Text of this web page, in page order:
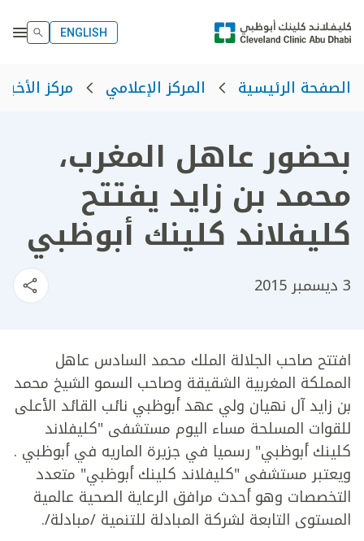
ENGLISH
الصفحة الرئيسية المركز الإعلامي مركز الأخبار
بحضور عاهل المغرب،
محمد بن زايد يفتتح
كليفلاند كلينك أبوظبي
3 ديسمبر 2015
افتتح صاحب الجلالة الملك محمد السادس عاهل
المملكة المغربية الشقيقة وصاحب السمو الشيخ محمد
بن زايد آل نهيان ولي عهد أبوظبي نائب القائد الأعلى
للقوات المسلحة مساء اليوم مستشفى "كليفلاند
كلينك أبوظبي" رسميا في جزيرة الماريه في أبوظبي .
ويعتبر مستشفى "كليفلاند كلينك أبوظبي" متعدد
التخصصات وهو أحدث مرافق الرعاية الصحية عالمية
المستوى التابعة لشركة المبادلة للتنمية /مبادلة/.